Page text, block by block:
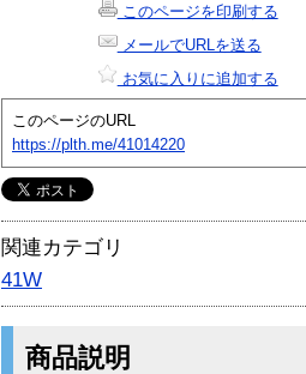
このページを印刷する
メールでURLを送る
お気に入りに追加する
このページのURL
https://plth.me/41014220
関連カテゴリ
41W
商品説明